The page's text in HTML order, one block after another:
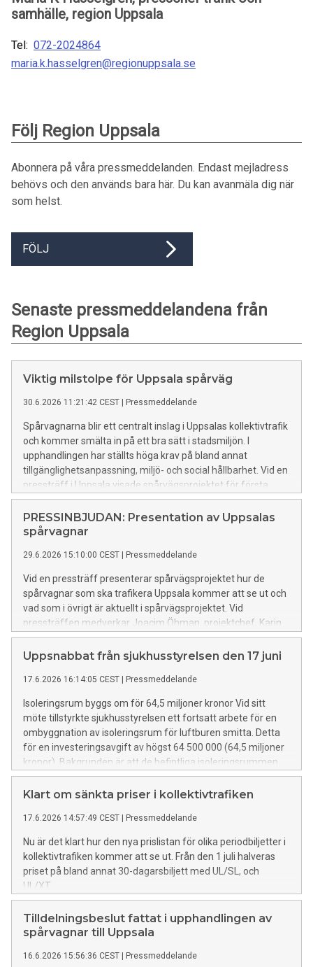
samhälle, region Uppsala
Tel: 072-2024864
maria.k.hasselgren@regionuppsala.se
Följ Region Uppsala
Abonnera på våra pressmeddelanden. Endast mejladress
behövs och den används bara här. Du kan avanmäla dig när
som helst.
FÖLJ
Senaste pressmeddelandena från
Region Uppsala
Viktig milstolpe för Uppsala spårväg
30.6.2026 11:21:42 CEST Pressmeddelande
Spårvagnarna blir ett centralt inslag i Uppsalas kollektivtrafik
och kommer smälta in på ett bra sätt i stadsmiljön. I
upphandlingen har ställts höga krav på bland annat
tillgänglighetsanpassning, miljö- och social hållbarhet. Vid en
pressträff i Uppsala visade spårvägsprojektet för första
gången bilder på hur spårvagnarna kommer att se ut.
PRESSINBJUDAN: Presentation av Uppsalas
spårvagnar
29.6.2026 15:10:00 CEST Pressmeddelande
Vid en pressträff presenterar spårvägsprojektet hur de
spårvagnar som ska trafikera Uppsala kommer att se ut och
vad som i övrigt är aktuellt i spårvägsprojektet. Vid
pressträffen medverkar Joacim Öhman, projektchef, Karin
Svingby, Trafikdirektör, region Uppsala, Fredrik Boström och
Patrik Sällberg ABTransitio, Petr Novotný, CEO Skôda
från Region Uppsala och Uppsala kommun. Datum: Tisdag
Storgatan 32 Pressleg krävs
Uppsnabbat från sjukhusstyrelsen den 17 juni
17.6.2026 16:14:05 CEST Pressmeddelande
Isoleringsrum byggs om för 64,5 miljoner kronor Vid sitt
möte tillstyrkte sjukhusstyrelsen ett fortsatt arbete för en
ombyggnation av isoleringsrum för luftburen smitta. Detta
för en investeringsavgift av högst 64 500 000 (64,5 miljoner
kronor). Bakgrunden är att de befintliga isoleringsrummen
inte fullt ut uppfyller dagens krav för vård av patienter med
luftburen smitta och högsmittsam allvarlig infektion.
patienter och personal förhindras. För att säkerställa dagens
högre krav på täthet och luftombyte krävs nu en total
ombyggnation av fem isoleringsrum på
infektionsmottagningen och fem isoleringsrum på
infektionsavdelningen. Det genomförda programarbetet har
visat att det är tekniskt genomförbart att bygga om dessa
nya utvändiga fläktrum i anslutning till byggnadens fasad.
Den totala genomförandetiden från beslut om
genomförande till avslutade entreprenadarbeten
Klart om sänkta priser i kollektivtrafiken
17.6.2026 14:57:49 CEST Pressmeddelande
Nu är det klart hur den nya prislistan för olika periodbiljetter i
kollektivtrafiken kommer att se ut. Från den 1 juli halveras
priset på bland annat 30-dagarsbiljett med UL/SL, och
UL/XT.
Tilldelningsbeslut fattat i upphandlingen av
spårvagnar till Uppsala
16.6.2026 15:56:36 CEST Pressmeddelande